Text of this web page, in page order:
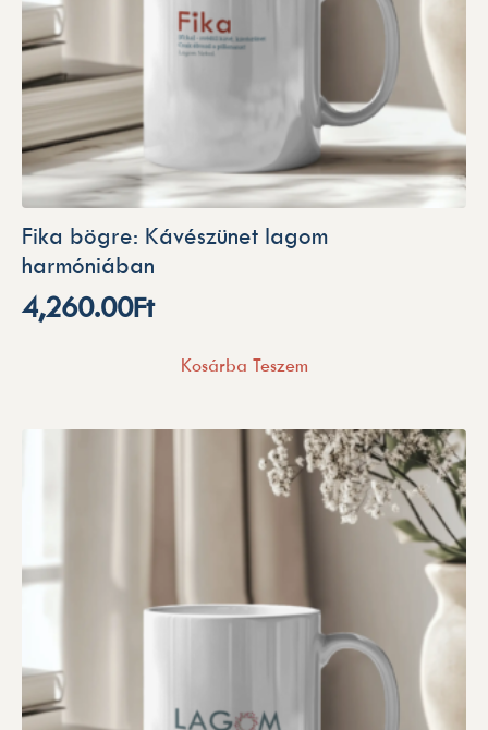
Fika bögre: Kávészünet lagom
harmóniában
4,260.00Ft
Kosárba Teszem